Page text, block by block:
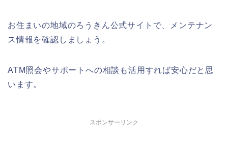
お住まいの地域のろうきん公式サイトで、メンテナン
ス情報を確認しましょう。
ATM照会やサポートへの相談も活用すれば安心だと思
います。
スポンサーリンク